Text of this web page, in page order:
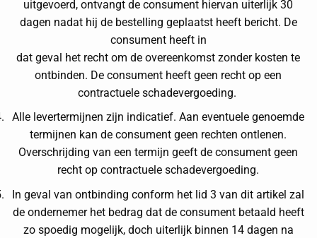
uitgevoerd, ontvangt de consument hiervan uiterlijk 30
dagen nadat hij de bestelling geplaatst heeft bericht. De
consument heeft in
dat geval het recht om de overeenkomst zonder kosten te
ontbinden. De consument heeft geen recht op een
contractuele schadevergoeding.
Alle levertermijnen zijn indicatief. Aan eventuele genoemde
termijnen kan de consument geen rechten ontlenen.
Overschrijding van een termijn geeft de consument geen
recht op contractuele schadevergoeding.
In geval van ontbinding conform het lid 3 van dit artikel zal
de ondernemer het bedrag dat de consument betaald heeft
zo spoedig mogelijk, doch uiterlijk binnen 14 dagen na